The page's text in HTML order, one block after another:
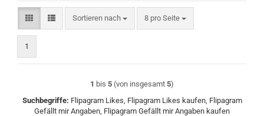
Sortieren nach
Sortieren nach 8 pro Seite
pro Seite
1
1 bis 5 (von insgesamt 5)
Suchbegriffe: Flipagram Likes, Flipagram Likes kaufen, Flipagram
Gefällt mir Angaben, Flipagram Gefällt mir Angaben kaufen